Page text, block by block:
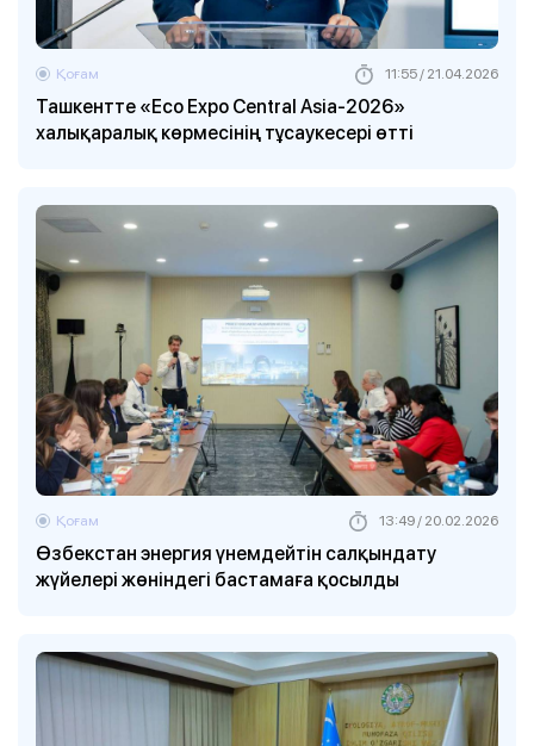
Ташкентте «Eco Expo Central Asia-2026»
халықаралық көрмесінің тұсаукесері өтті
Қоғам 11:55 / 21.04.2026
Өзбекстан энергия үнемдейтін салқындату
жүйелері жөніндегі бастамаға қосылды
Қоғам 13:49 / 20.02.2026